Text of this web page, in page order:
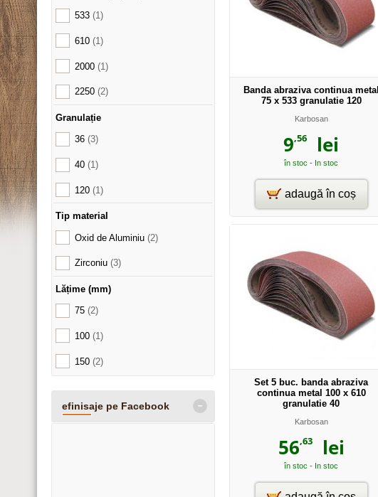
Banda abraziva continua metal
75 x 533 granulatie 120
Karbosan
9,56 lei
în stoc - In stoc
adaugă în coș
Set 5 buc. banda abraziva
continua metal 100 x 610
granulatie 40
Karbosan
56,63lei
în stoc - In stoc
533 (1)
610 (1)
2000 (1)
2250 (2)
Granulație
36 (3)
40 (1)
120 (1)
Tip material
Oxid de Aluminiu (2)
Zirconiu (3)
Lățime (mm)
75 (2)
100 (1)
150 (2)
efinisaje pe Facebook -